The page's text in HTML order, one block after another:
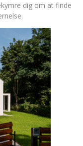
dig om at finde